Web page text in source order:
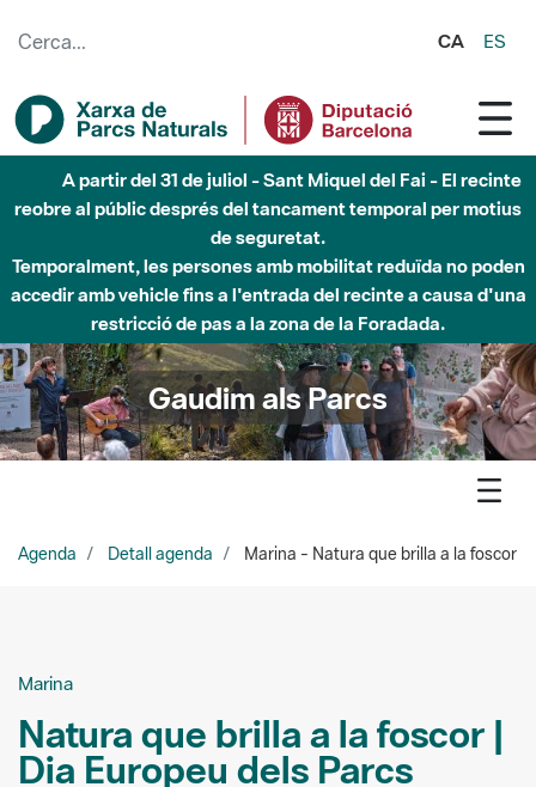
CA ES
Fins al desembre de 2026 - Parc Fluvial Besòs -
Afectacions a la llera del Parc Fluvial del Besòs degut a
obres de construcció d'una passera sobre el riu
Gaudim als Parcs
Agenda Detall agenda Marina - Natura que brilla a la foscor
Dia Europeu dels Parcs
Cursos i tallers